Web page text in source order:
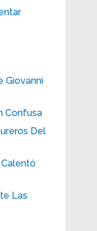
Giovanni
Confusa
Del
Las